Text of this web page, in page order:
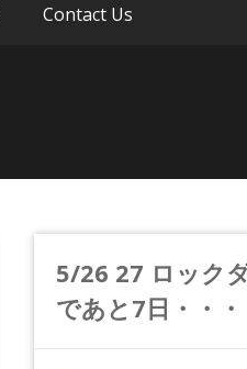
Contact Us
5/26 27 ロック
であと7日・・・